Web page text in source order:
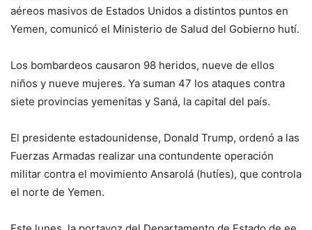
aéreos masivos de Estados Unidos a distintos puntos en
Yemen, comunicó el Ministerio de Salud del Gobierno hutí.
Los bombardeos causaron 98 heridos, nueve de ellos
niños y nueve mujeres. Ya suman 47 los ataques contra
siete provincias yemenitas y Saná, la capital del país.
El presidente estadounidense, Donald Trump, ordenó a las
Fuerzas Armadas realizar una contundente operación
militar contra el movimiento Ansarolá (hutíes), que controla
el norte de Yemen.